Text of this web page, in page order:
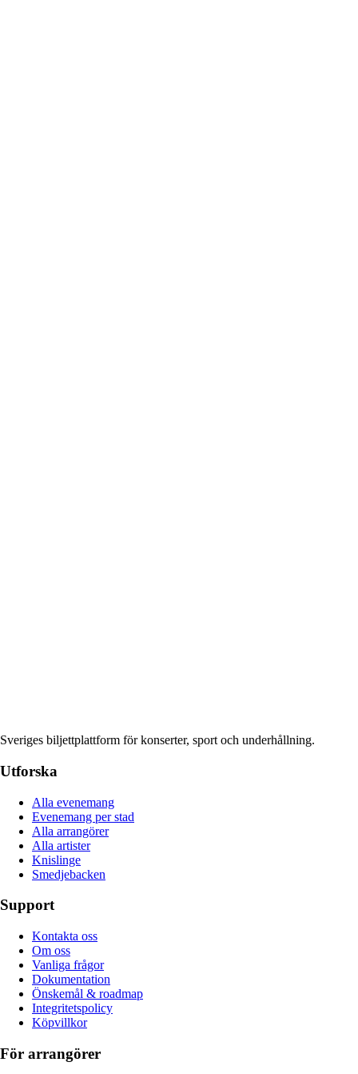
Sveriges biljettplattform för konserter, sport och underhållning.
Utforska
Alla evenemang
Evenemang per stad
Alla arrangörer
Alla artister
Knislinge
Smedjebacken
Support
Kontakta oss
Om oss
Vanliga frågor
Dokumentation
Önskemål & roadmap
Integritetspolicy
Köpvillkor
För arrangörer